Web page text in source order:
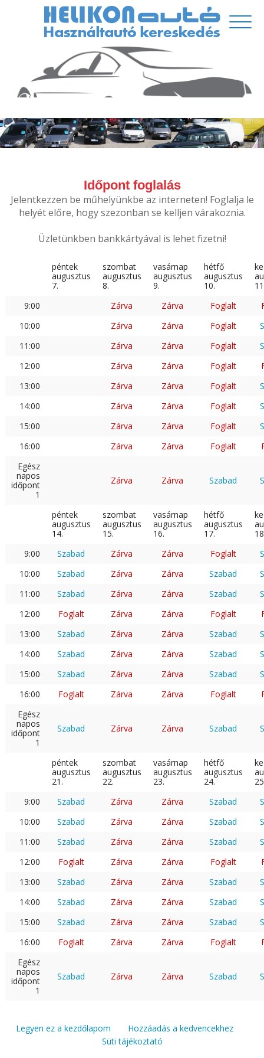
Időpont foglalás
Jelentkezzen be műhelyünkbe az interneten! Foglalja le
helyét előre, hogy szezonban se kelljen várakoznia.
Üzletünkben bankkártyával is lehet fizetni!
péntek
augusztus
7.
szombat
augusztus
8.
vasárnap
augusztus
9.
hétfő
augusztus
10.
9:00
Zárva Zárva Foglalt
10:00
Zárva Zárva Foglalt
11:00
Zárva Zárva Foglalt
12:00
Zárva Zárva Foglalt
13:00
Zárva Zárva Foglalt
14:00
Zárva Zárva Foglalt
15:00
Zárva Zárva Foglalt
16:00
Zárva Zárva Foglalt
Egész
napos
időpont
1
Zárva Zárva Szabad
péntek
augusztus
14.
szombat
augusztus
15.
vasárnap
augusztus
16.
hétfő
augusztus
17.
9:00
Szabad Zárva Zárva Foglalt
10:00
Szabad Zárva Zárva Szabad
11:00
Szabad Zárva Zárva Szabad
12:00
Foglalt Zárva Zárva Foglalt
13:00
Szabad Zárva Zárva Szabad
14:00
Szabad Zárva Zárva Szabad
15:00
Szabad Zárva Zárva Szabad
16:00
Foglalt Zárva Zárva Foglalt
Egész
napos
időpont
1
Szabad Zárva Zárva Szabad
péntek
augusztus
21.
szombat
augusztus
22.
vasárnap
augusztus
23.
hétfő
augusztus
24.
9:00
Szabad Zárva Zárva Szabad
10:00
Szabad Zárva Zárva Szabad
11:00
Szabad Zárva Zárva Szabad
12:00
Foglalt Zárva Zárva Foglalt
13:00
Szabad Zárva Zárva Szabad
14:00
Szabad Zárva Zárva Szabad
15:00
Szabad Zárva Zárva Szabad
16:00
Foglalt Zárva Zárva Foglalt
Egész
napos
időpont
1
Szabad Zárva Zárva Szabad
Legyen ez a kezdőlapom
Hozzáadás a kedvencekhez
Süti tájékoztató